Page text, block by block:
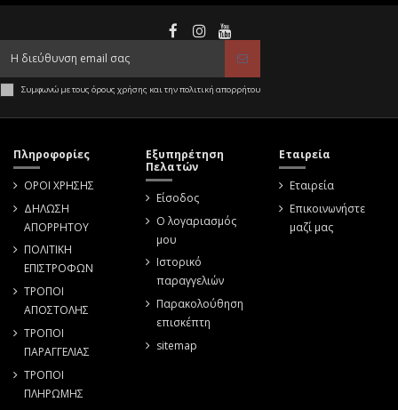
Συμφωνώ με τους όρους χρήσης και την πολιτική απορρήτου
Πληροφορίες
ΟΡΟΙ ΧΡΗΣΗΣ
ΔΗΛΩΣΗ
ΑΠΟΡΡΗΤΟΥ
ΠΟΛΙΤΙΚΗ
ΕΠΙΣΤΡΟΦΩΝ
ΤΡΟΠΟΙ
ΑΠΟΣΤΟΛΗΣ
ΤΡΟΠΟΙ
ΠΑΡΑΓΓΕΛΙΑΣ
ΤΡΟΠΟΙ
ΠΛΗΡΩΜΗΣ
Εξυπηρέτηση
Πελατών
Είσοδος
Ο λογαριασμός
μου
Ιστορικό
παραγγελιών
Παρακολούθηση
επισκέπτη
sitemap
Εταιρεία
Εταιρεία
Επικοινωνήστε
μαζί μας